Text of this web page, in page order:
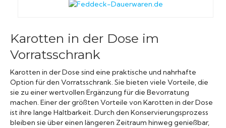
Karotten in der Dose im
Vorratsschrank
Karotten in der Dose sind eine praktische und nahrhafte
Option für den Vorratsschrank. Sie bieten viele Vorteile, die
sie zu einer wertvollen Ergänzung für die Bevorratung
machen. Einer der größten Vorteile von Karotten in der Dose
ist ihre lange Haltbarkeit. Durch den Konservierungsprozess
bleiben sie über einen längeren Zeitraum hinweg genießbar,